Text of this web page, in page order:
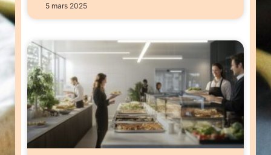
5 mars 2025